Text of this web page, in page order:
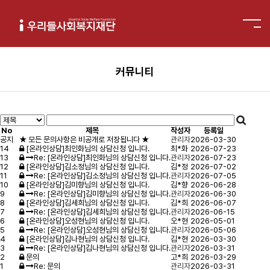
커뮤니티
No 제목 작성자
등록일
공지
★ 모든 문의사항은 비공개로 저장됩니다 ★ 관리자2026-03-30
14
[온라인상담]최인화님의 상담신청 입니다. 최*화 2026-07-23
13
Re: [온라인상담]최인화님의 상담신청 입니다.관리자2026-07-23
12
[온라인상담]김소정님의 상담신청 입니다. 김*정 2026-07-02
11
Re: [온라인상담]김소정님의 상담신청 입니다.관리자2026-07-05
10
[온라인상담]김미향님의 상담신청 입니다. 김*향 2026-06-28
9
Re: [온라인상담]김미향님의 상담신청 입니다.관리자2026-06-30
8
[온라인상담]김세희님의 상담신청 입니다. 김*희 2026-06-07
7
Re: [온라인상담]김세희님의 상담신청 입니다.관리자2026-06-15
6
[온라인상담]오성현님의 상담신청 입니다. 오*현 2026-05-01
5
Re: [온라인상담]오성현님의 상담신청 입니다.관리자2026-05-06
4
[온라인상담]김나현님의 상담신청 입니다. 김*현 2026-03-30
3
Re: [온라인상담]김나현님의 상담신청 입니다.관리자2026-03-31
2
문의 고*희 2026-03-29
1
Re: 문의 관리자2026-03-31